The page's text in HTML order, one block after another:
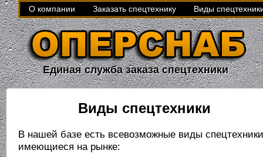
О компании Заказать спецтехнику Виды
Единая служба заказа спецтехники
Виды спецтехники
В нашей базе есть всевозможные виды
имеющиеся на рынке: